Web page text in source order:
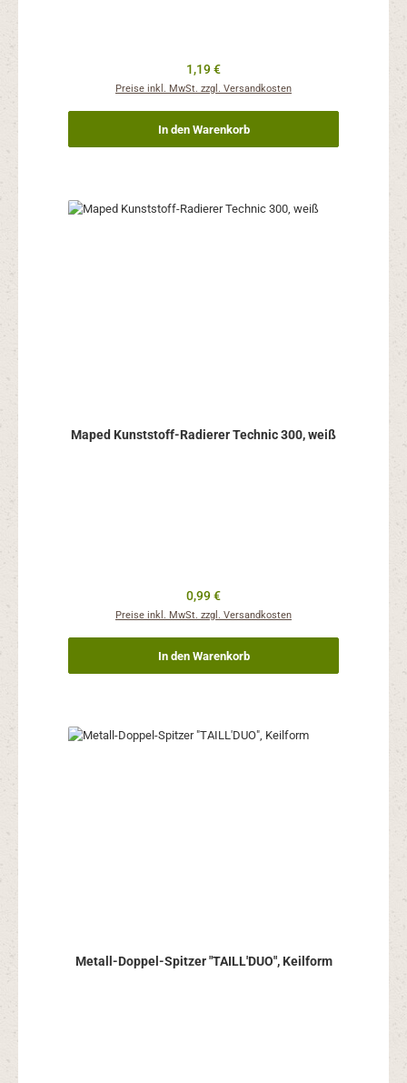
Regulärer Preis:
1,19 €
Preise inkl. MwSt. zzgl. Versandkosten
In den Warenkorb
Maped Kunststoff-Radierer Technic 300, weiß
Regulärer Preis:
0,99 €
Preise inkl. MwSt. zzgl. Versandkosten
In den Warenkorb
Metall-Doppel-Spitzer "TAILL'DUO", Keilform